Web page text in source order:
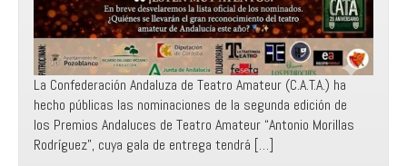
La Confederación Andaluza de Teatro Amateur (C.A.T.A.) ha
hecho públicas las nominaciones de la segunda edición de
los Premios Andaluces de Teatro Amateur “Antonio Morillas
Rodríguez”, cuya gala de entrega tendrá […]